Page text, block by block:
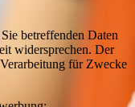
betreffenden Daten
widersprechen. Der
für Zwecke